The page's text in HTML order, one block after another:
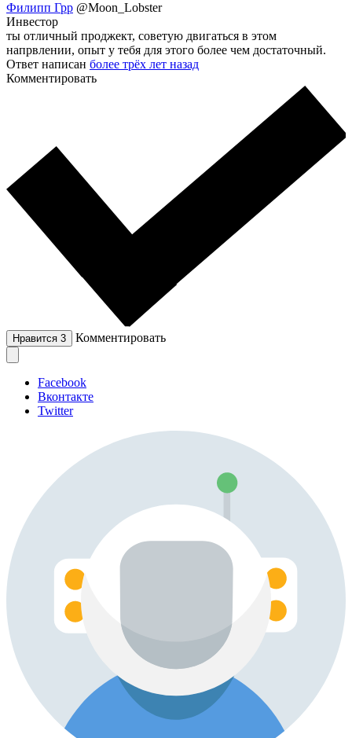
Филипп Грр @Moon_Lobster
Инвестор
ты отличный проджект, советую двигаться в этом
напрвлении, опыт у тебя для этого более чем достаточный.
Ответ написан более трёх лет назад
Комментировать
Нравится 3 Комментировать
Facebook
Вконтакте
Twitter